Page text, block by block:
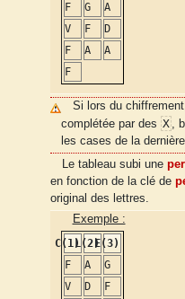
F
G
A
V
F
D
F
A
A
F
Si lors du
complétée par des X ,
les cases de la
Le tableau subi une
en fonction de la clé de
original des lettres.
Exemple :
C(1)L(2)E(3)
F
A
G
V
D
F